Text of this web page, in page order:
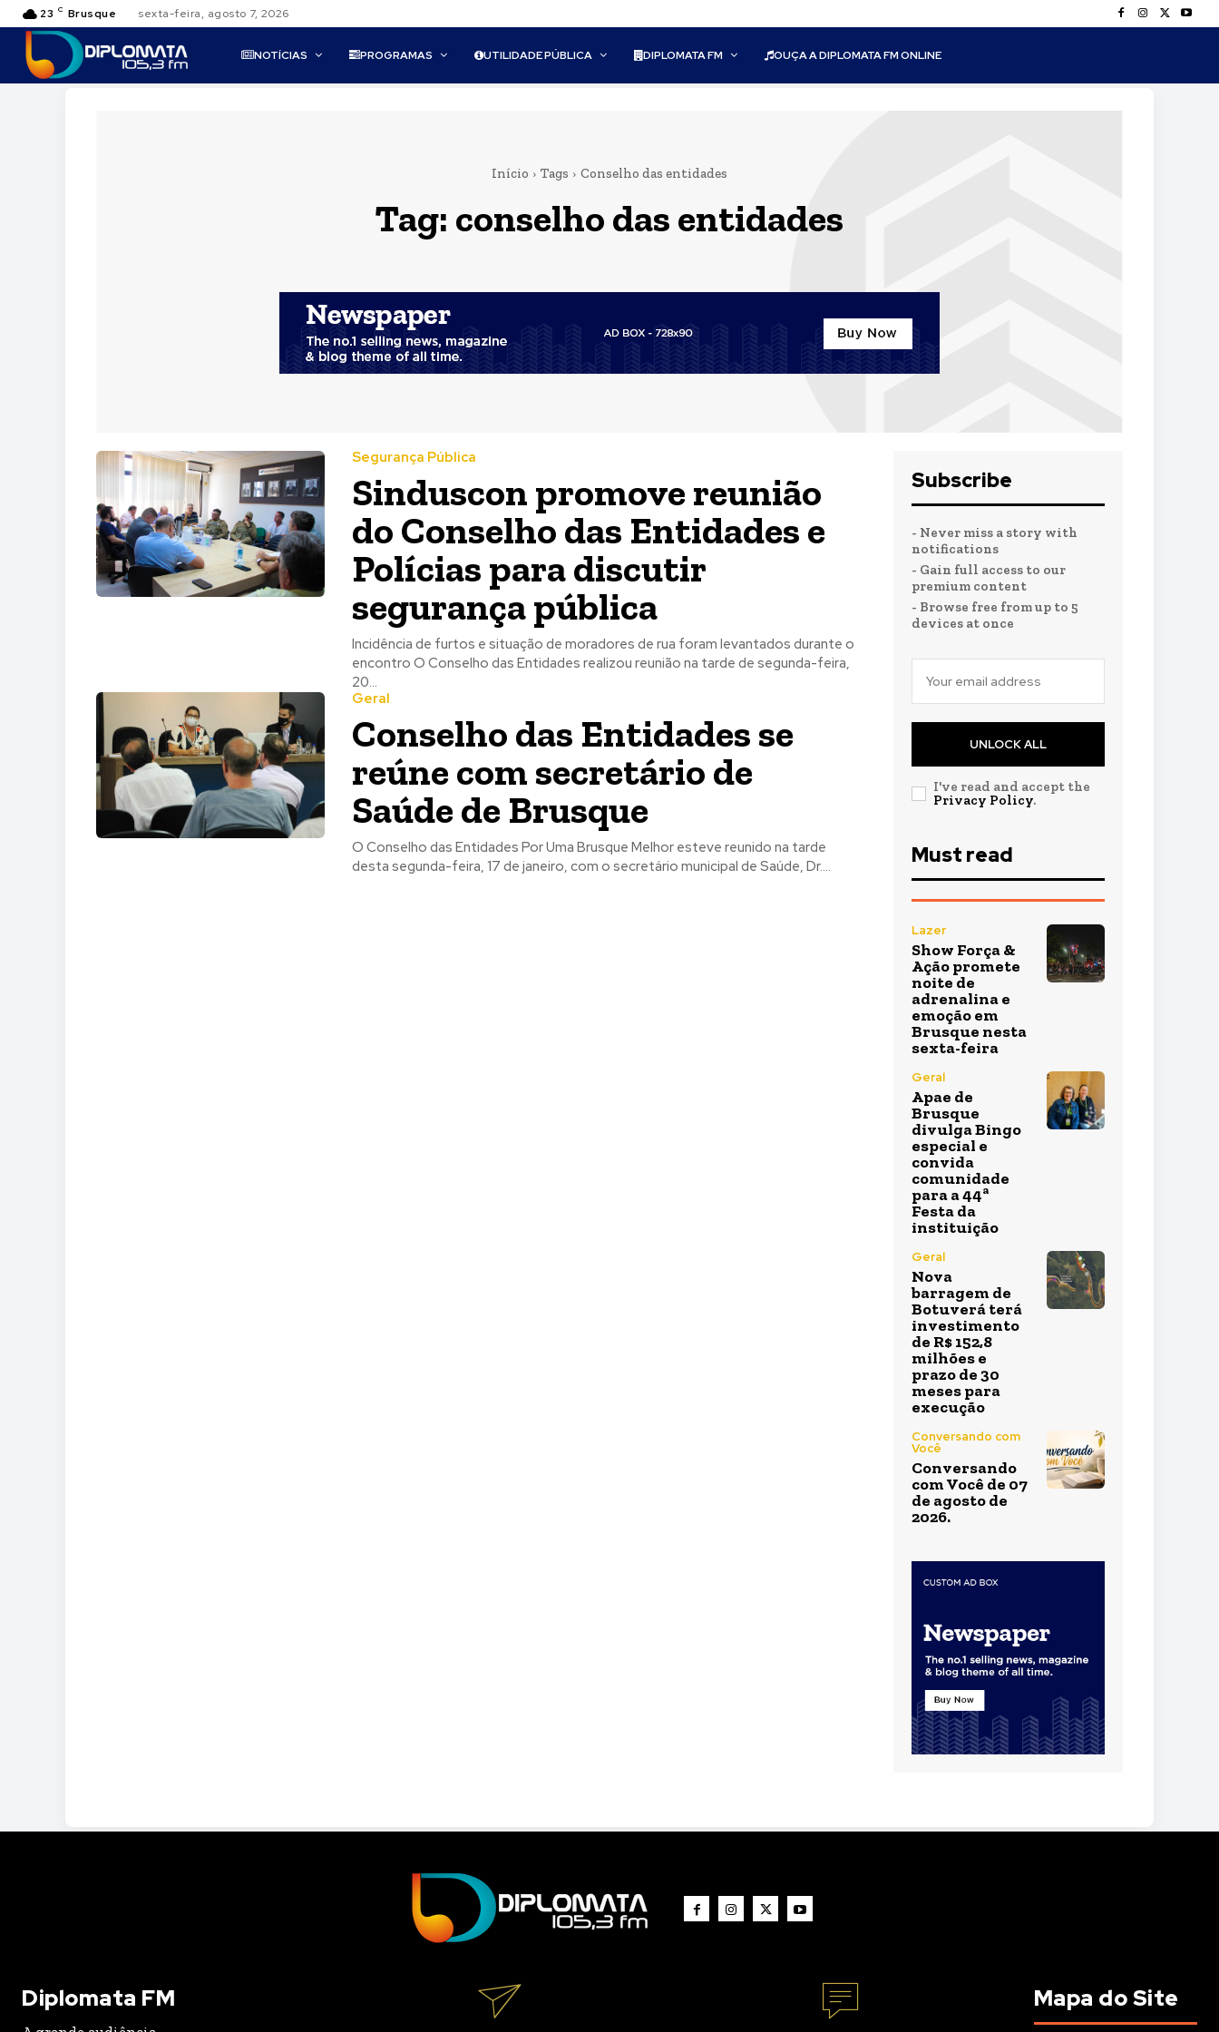
23 C Brusque sexta-feira, agosto 7, 2026
NOTÍCIAS PROGRAMAS UTILIDADE PÚBLICA DIPLOMATA FM OUÇA A DIPLOMATA FM ONLINE
Início Tags Conselho das entidades
Tag: conselho das entidades
Segurança Pública
Sinduscon promove reunião
do Conselho das Entidades e
Polícias para discutir
segurança pública
Incidência de furtos e situação de moradores de rua foram levantados durante o
encontro O Conselho das Entidades realizou reunião na tarde de segunda-feira,
20...
Geral
Conselho das Entidades se
reúne com secretário de
Saúde de Brusque
O Conselho das Entidades Por Uma Brusque Melhor esteve reunido na tarde
desta segunda-feira, 17 de janeiro, com o secretário municipal de Saúde, Dr....
Subscribe
- Never miss a story with
notifications
- Gain full access to our
premium content
- Browse free from up to 5
devices at once
UNLOCK ALL
I've read and accept the
Privacy Policy.
Must read
Lazer
Show Força &
Ação promete
noite de
adrenalina e
emoção em
Brusque nesta
sexta-feira
Geral
Apae de
Brusque
divulga Bingo
especial e
convida
comunidade
para a 44ª
Festa da
instituição
Geral
Nova
barragem de
Botuverá terá
investimento
de R$ 152,8
milhões e
prazo de 30
meses para
execução
Conversando com
Você
Conversando
com Você de 07
de agosto de
2026.
Diplomata FM Mapa do Site